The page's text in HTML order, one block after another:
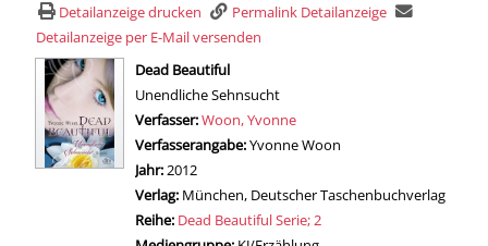
Detailanzeige drucken
Permalink Detailanzeige
Detailanzeige per E-Mail versenden
wird in neuem Tab geöffnet
Dead Beautiful
Unendliche Sehnsucht
Verfasser:Suche nach diesem Verfasser
Woon, Yvonne
Verfasserangabe:Yvonne Woon
Jahr: 2012
Verlag: München, Deutscher Taschenbuchverlag
Reihe: Dead Beautiful Serie; 2